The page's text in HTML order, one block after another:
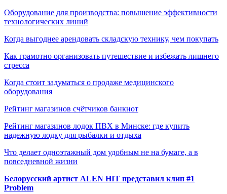
Оборудование для производства: повышение эффективности
технологических линий
Когда выгоднее арендовать складскую технику, чем покупать
Как грамотно организовать путешествие и избежать лишнего
стресса
Когда стоит задуматься о продаже медицинского
оборудования
Рейтинг магазинов счётчиков банкнот
Рейтинг магазинов лодок ПВХ в Минске: где купить
надежную лодку для рыбалки и отдыха
Что делает одноэтажный дом удобным не на бумаге, а в
повседневной жизни
Белорусский артист ALEN HIT представил клип #1
Problem